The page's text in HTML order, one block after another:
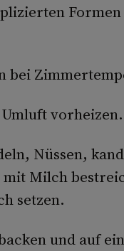
bei
Umluft vorheizen.
Nüssen,
Milch
setzen.
und auf